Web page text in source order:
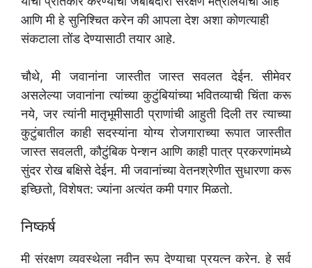
आणि मी हे सुनिश्चित करेन की आपला देश अशा कोणत्याही
संकटाला तोंड देण्यासाठी तयार आहे.
चौथे, मी जवानांना जास्तीत जास्त सवलत देईन. सीमेवर
असलेल्या जवानांना त्यांच्या कुटुंबियांच्या भवितव्याची चिंता करू
नये, जर त्यांनी मातृभूमीसाठी प्राणांची आहुती दिली तर त्याच्या
कुटुंबातील काही सदस्यांना योग्य रोजगाराच्या रूपात जास्तीत
जास्त सवलती, कौटुंबिक पेन्शन आणि काही पात्र प्रकरणांमध्ये
सुंदर रोख बक्षिसे देईन. मी जवानांच्या वेतनश्रेणीत सुधारणा करू
इच्छितो, विशेषत: ज्यांना अत्यंत कमी पगार मिळतो.
निष्कर्ष
मी संरक्षण व्यवस्थेला नवीन रूप देण्याचा प्रयत्न करेन. हे सर्व